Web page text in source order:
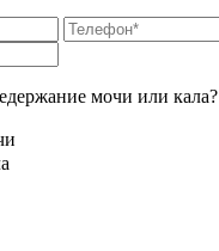
мочи или кала?